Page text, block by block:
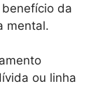
da
mental.
ou linha